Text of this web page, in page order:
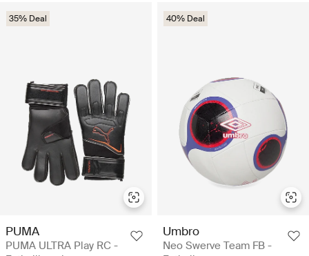
35% Deal
PUMA
PUMA ULTRA Play RC -
40% Deal
Umbro
Neo Swerve Team FB -